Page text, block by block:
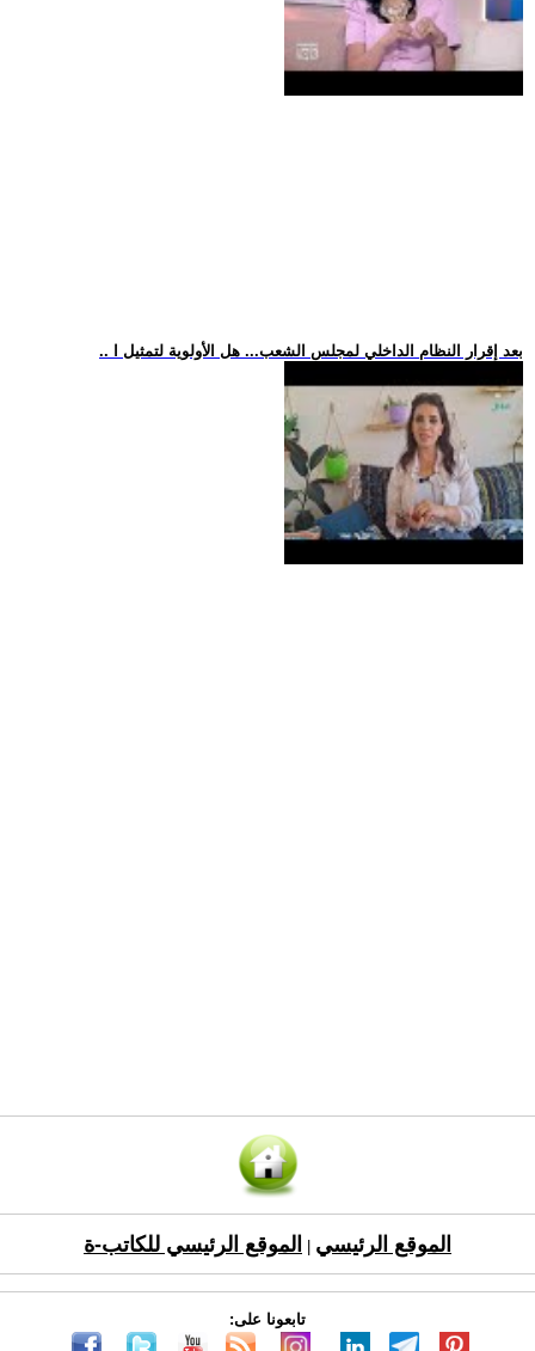
.. بعد إقرار النظام الداخلي لمجلس الشعب... هل الأولوية لتمثيل ا
الموقع الرئيسي الموقع الرئيسي للكاتب-ة
تابعونا على: